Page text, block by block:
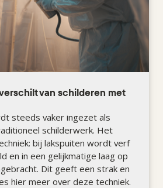
van schilderen met
steeds vaker ingezet als
schilderwerk. Het
bij lakspuiten wordt verf
en in een gelijkmatige laag op
Dit geeft een strak en
hier meer over deze techniek.